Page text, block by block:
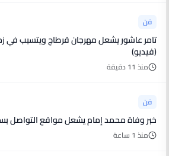
فن
تامر عاشور يشعل مهرجان قرطاج ويتسبب في
(فيديو)
منذ 11 دقيقة
فن
خبر وفاة محمد إمام يشعل مواقع التواصل
منذ 1 ساعة